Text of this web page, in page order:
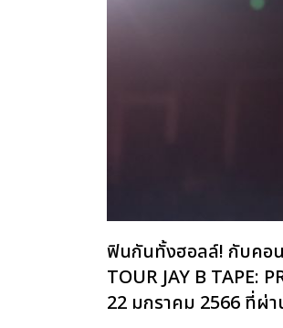
ฟินกันทั้งฮอลล์! กับคอน
TOUR JAY B TAPE:
22 มกราคม 2566 ที่ผ่